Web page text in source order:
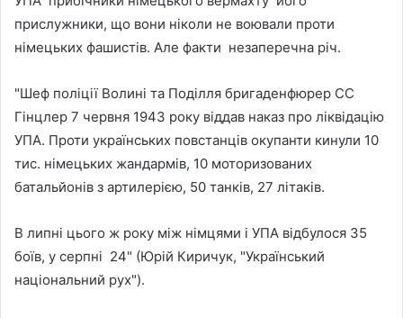
прислужники, що вони ніколи не воювали проти
німецьких фашистів. Але факти незаперечна річ.
"Шеф поліції Волині та Поділля бригаденфюрер СС
Гінцлер 7 червня 1943 року віддав наказ про ліквідацію
УПА. Проти українських повстанців окупанти кинули 10
тис. німецьких жандармів, 10 моторизованих
батальйонів з артилерією, 50 танків, 27 літаків.
В липні цього ж року між німцями і УПА відбулося 35
боїв, у серпні 24" (Юрій Киричук, "Український
національний рух").